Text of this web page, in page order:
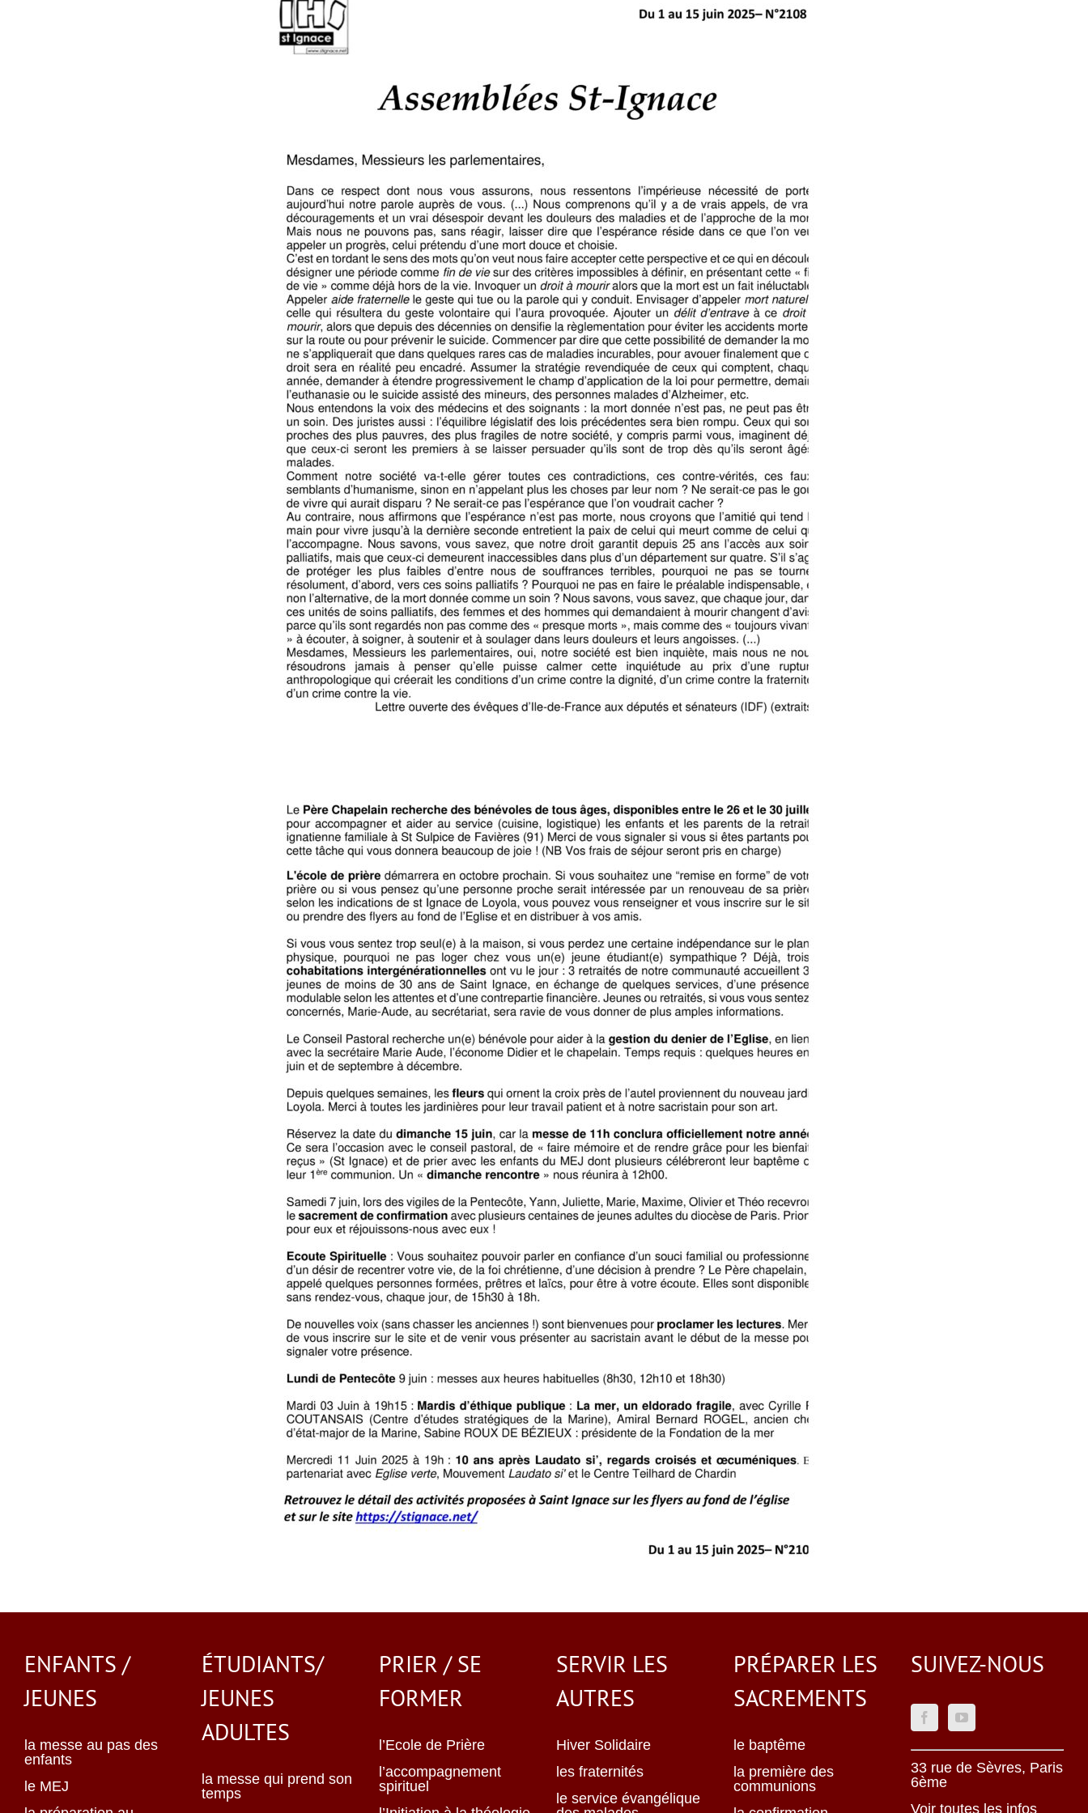
ENFANTS /
JEUNES
la messe au pas des
enfants
le MEJ
ÉTUDIANTS/
JEUNES
ADULTES
la messe qui prend son
temps
PRIER / SE
FORMER
l’Ecole de Prière
l’accompagnement
spirituel
SERVIR LES
AUTRES
Hiver Solidaire
les fraternités
le service évangélique
PRÉPARER LES
SACREMENTS
le baptême
la première des
communions
SUIVEZ-NOUS
33 rue de Sèvres, Paris
6ème
Voir toutes les infos